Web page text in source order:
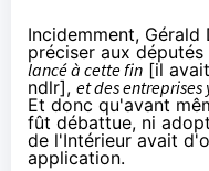
Incidemment, Gérald
préciser aux députés
lancé à cette fin [il
ndlr], et des
Et donc qu'avant
fût débattue, ni
de l'Intérieur avait
application.